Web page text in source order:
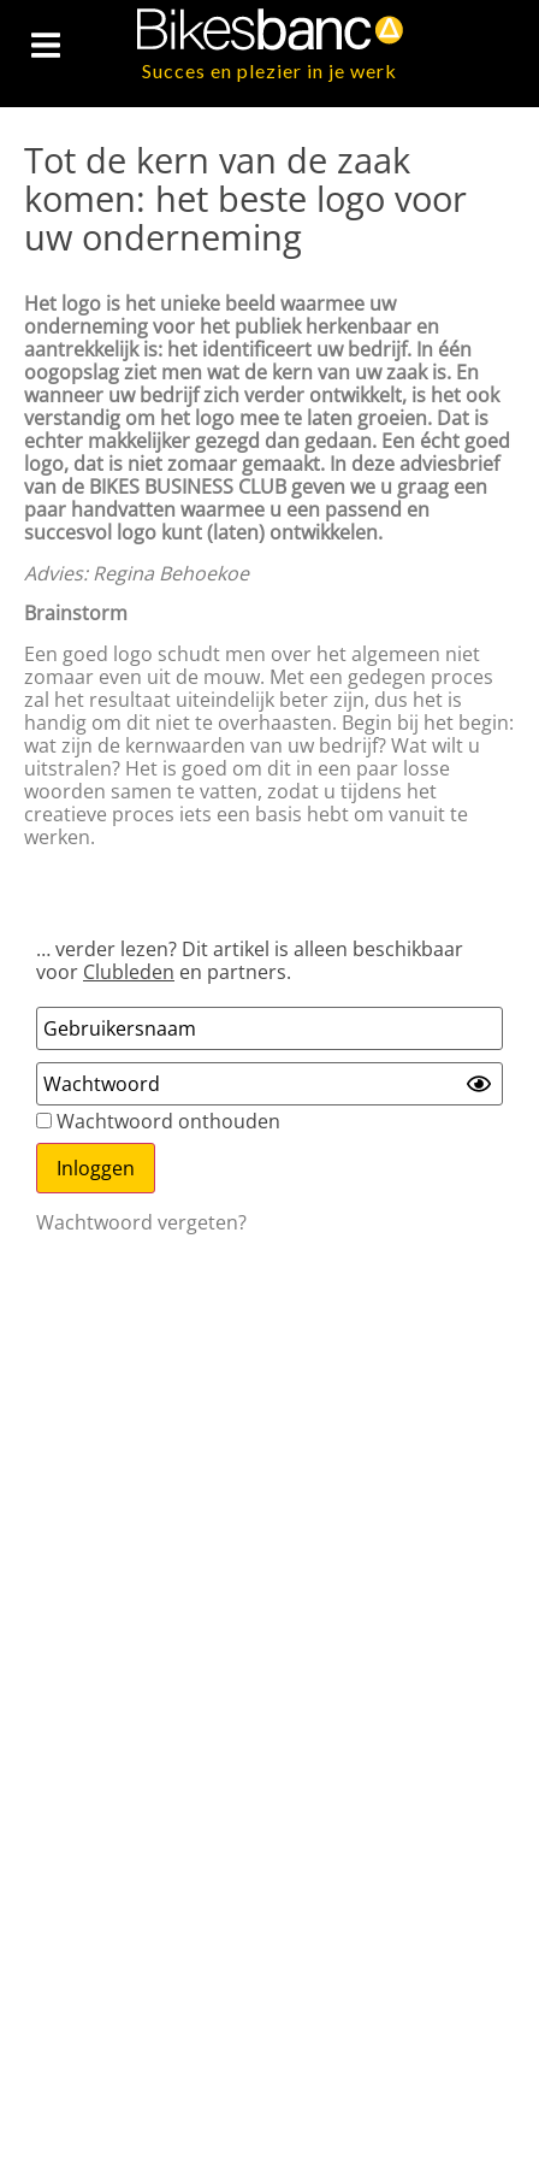
Succes en plezier in je werk
Tot de kern van de zaak
komen: het beste logo voor
uw onderneming
Het logo is het unieke beeld waarmee uw
onderneming voor het publiek herkenbaar en
aantrekkelijk is: het identificeert uw bedrijf. In één
oogopslag ziet men wat de kern van uw zaak is. En
wanneer uw bedrijf zich verder ontwikkelt, is het ook
verstandig om het logo mee te laten groeien. Dat is
echter makkelijker gezegd dan gedaan. Een écht goed
logo, dat is niet zomaar gemaakt. In deze adviesbrief
van de BIKES BUSINESS CLUB geven we u graag een
paar handvatten waarmee u een passend en
succesvol logo kunt (laten) ontwikkelen.
Advies: Regina Behoekoe
Brainstorm
Een goed logo schudt men over het algemeen niet
zomaar even uit de mouw. Met een gedegen proces
zal het resultaat uiteindelijk beter zijn, dus het is
handig om dit niet te overhaasten. Begin bij het begin:
wat zijn de kernwaarden van uw bedrijf? Wat wilt u
uitstralen? Het is goed om dit in een paar losse
woorden samen te vatten, zodat u tijdens het
creatieve proces iets een basis hebt om vanuit te
werken.
… verder lezen? Dit artikel is alleen beschikbaar
voor Clubleden en partners.
Wachtwoord onthouden
Wachtwoord vergeten?